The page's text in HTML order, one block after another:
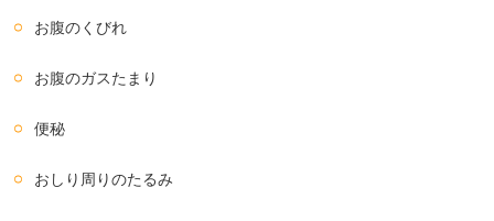
お腹のくびれ
お腹のガスたまり
便秘
おしり周りのたるみ